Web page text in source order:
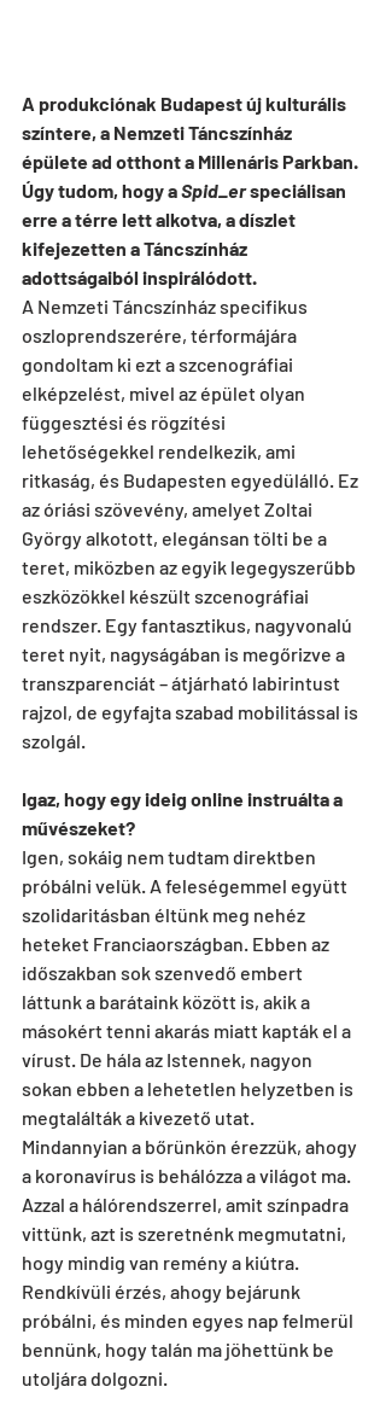
A produkciónak Budapest új kulturális
színtere, a Nemzeti Táncszínház
épülete ad otthont a Millenáris Parkban.
Úgy tudom, hogy a Spid_er speciálisan
erre a térre lett alkotva, a díszlet
kifejezetten a Táncszínház
adottságaiból inspirálódott.
A Nemzeti Táncszínház specifikus
oszloprendszerére, térformájára
gondoltam ki ezt a szcenográfiai
elképzelést, mivel az épület olyan
függesztési és rögzítési
lehetőségekkel rendelkezik, ami
ritkaság, és Budapesten egyedülálló. Ez
az óriási szövevény, amelyet Zoltai
György alkotott, elegánsan tölti be a
teret, miközben az egyik legegyszerűbb
eszközökkel készült szcenográfiai
rendszer. Egy fantasztikus, nagyvonalú
teret nyit, nagyságában is megőrizve a
transzparenciát – átjárható labirintust
rajzol, de egyfajta szabad mobilitással is
szolgál.
Igaz, hogy egy ideig online instruálta a
művészeket?
Igen, sokáig nem tudtam direktben
próbálni velük. A feleségemmel együtt
szolidaritásban éltünk meg nehéz
heteket Franciaországban. Ebben az
időszakban sok szenvedő embert
láttunk a barátaink között is, akik a
másokért tenni akarás miatt kapták el a
vírust. De hála az Istennek, nagyon
sokan ebben a lehetetlen helyzetben is
megtalálták a kivezető utat.
Mindannyian a bőrünkön érezzük, ahogy
a koronavírus is behálózza a világot ma.
Azzal a hálórendszerrel, amit színpadra
vittünk, azt is szeretnénk megmutatni,
hogy mindig van remény a kiútra.
Rendkívüli érzés, ahogy bejárunk
próbálni, és minden egyes nap felmerül
bennünk, hogy talán ma jöhettünk be
utoljára dolgozni.